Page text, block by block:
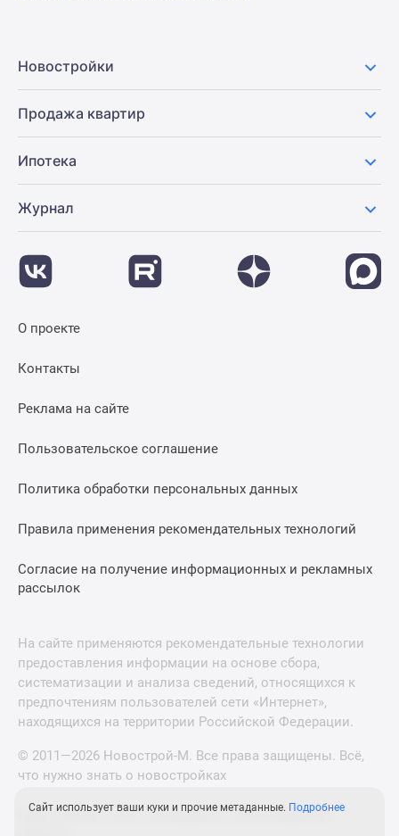
поселки
Коттеджные
поселки
ипотеку
Бизнес-
центры
Скидки
Макс
Новостройки
Продажа квартир
Ипотека
Журнал
О проекте
Контакты
Реклама на сайте
Пользовательское соглашение
Политика обработки персональных данных
Правила применения рекомендательных технологий
Согласие на получение информационных и рекламных
рассылок
На сайте применяются рекомендательные технологии
предоставления информации на основе сбора,
систематизации и анализа сведений, относящихся к
предпочтениям пользователей сети «Интернет»,
находящихся на территории Российской Федерации.
© 2011—2026 Новострой-М. Все права защищены. Всё,
что нужно знать о новостройках
Новостройки Санкт-Петербурга и Ленинградской
Сайт использует ваши куки и прочие метаданные. Подробнее